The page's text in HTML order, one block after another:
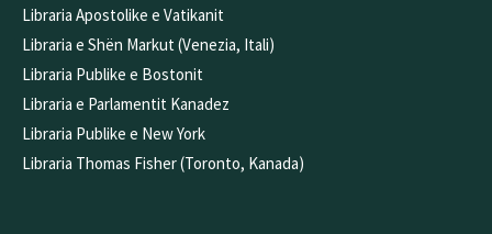
Libraria Apostolike e Vatikanit
Libraria e Shën Markut (Venezia, Itali)
Libraria Publike e Bostonit
Libraria e Parlamentit Kanadez
Libraria Publike e New York
Libraria Thomas Fisher (Toronto, Kanada)